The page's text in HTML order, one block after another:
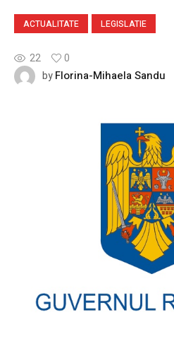
ACTUALITATE LEGISLATIE
22
0
byFlorina-Mihaela Sandu